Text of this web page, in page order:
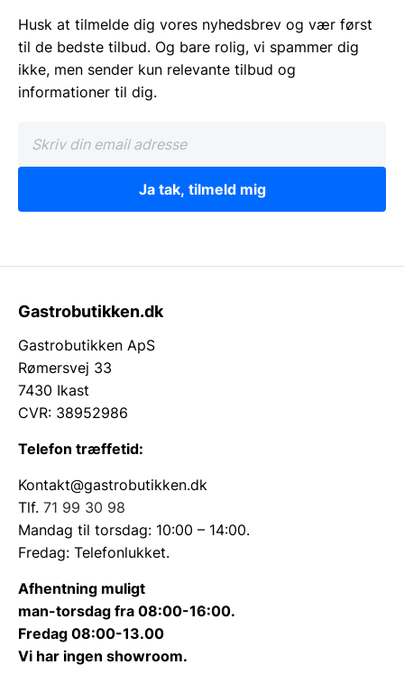
Husk at tilmelde dig vores nyhedsbrev og vær først
til de bedste tilbud. Og bare rolig, vi spammer dig
ikke, men sender kun relevante tilbud og
informationer til dig.
Ja tak, tilmeld mig
Gastrobutikken.dk
Gastrobutikken ApS
Rømersvej 33
7430 Ikast
CVR: 38952986
Telefon træffetid:
Kontakt@gastrobutikken.dk
Tlf. 71 99 30 98
Mandag til torsdag: 10:00 – 14:00.
Fredag: Telefonlukket.
Afhentning muligt
man-torsdag fra 08:00-16:00.
Fredag 08:00-13.00
Vi har ingen showroom.